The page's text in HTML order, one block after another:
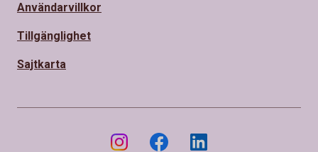
Användarvillkor
Tillgänglighet
Sajtkarta